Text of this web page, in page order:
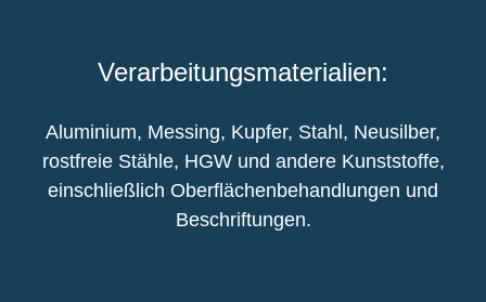
Verarbeitungsmaterialien:
Aluminium, Messing, Kupfer, Stahl, Neusilber,
rostfreie Stähle, HGW und andere Kunststoffe,
einschließlich Oberflächenbehandlungen und
Beschriftungen.